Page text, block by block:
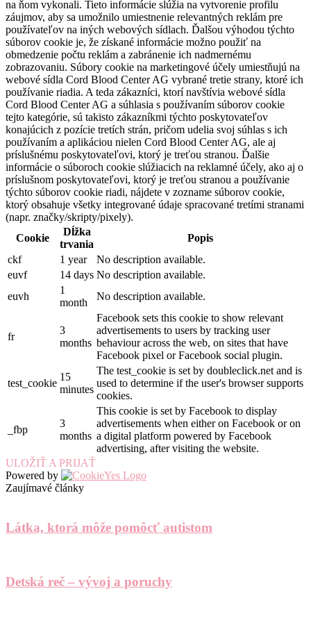
na ňom vykonali. Tieto informácie slúžia na vytvorenie profilu
záujmov, aby sa umožnilo umiestnenie relevantných reklám pre
používateľov na iných webových sídlach. Ďalšou výhodou týchto
súborov cookie je, že získané informácie možno použiť na
obmedzenie počtu reklám a zabránenie ich nadmernému
zobrazovaniu. Súbory cookie na marketingové účely umiestňujú na
webové sídla Cord Blood Center AG vybrané tretie strany, ktoré ich
používanie riadia. A teda zákazníci, ktorí navštívia webové sídla
Cord Blood Center AG a súhlasia s používaním súborov cookie
tejto kategórie, sú takisto zákazníkmi týchto poskytovateľov
konajúcich z pozície tretích strán, pričom udelia svoj súhlas s ich
používaním a aplikáciou nielen Cord Blood Center AG, ale aj
príslušnému poskytovateľovi, ktorý je treťou stranou. Ďalšie
informácie o súboroch cookie slúžiacich na reklamné účely, ako aj o
príslušnom poskytovateľovi, ktorý je treťou stranou a používanie
týchto súborov cookie riadi, nájdete v zozname súborov cookie,
ktorý obsahuje všetky integrované údaje spracované tretími stranami
(napr. značky/skripty/pixely).
Cookie
Dĺžka
trvania
Popis
ckf
1 year
No description available.
euvf
14 days No description available.
euvh
1
month
No description available.
fr
3
months
Facebook sets this cookie to show relevant
advertisements to users by tracking user
behaviour across the web, on sites that have
Facebook pixel or Facebook social plugin.
test_cookie
15
minutes
The test_cookie is set by doubleclick.net and is
used to determine if the user's browser supports
cookies.
_fbp
3
months
This cookie is set by Facebook to display
advertisements when either on Facebook or on
a digital platform powered by Facebook
advertising, after visiting the website.
ULOŽIŤ A PRIJAŤ
Powered by
Zaujímavé články
Látka, ktorá môže pomôcť autistom
Detská reč – vývoj a poruchy